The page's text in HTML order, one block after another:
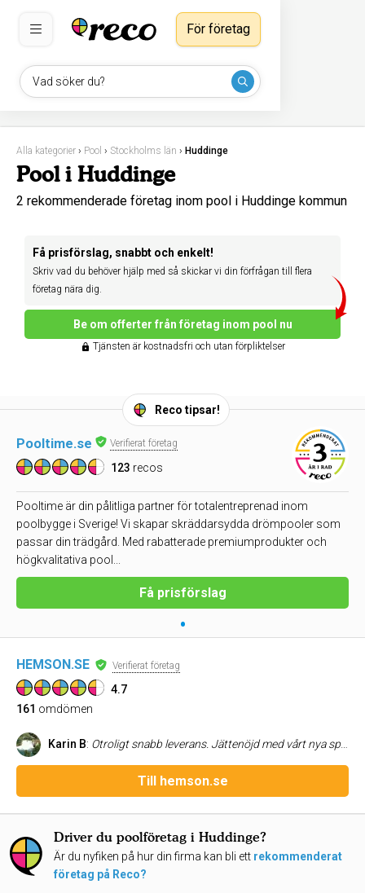
Vad söker du?
För företag
Alla kategorier › Pool › Stockholms län › Huddinge
Pool i Huddinge
2 rekommenderade företag inom pool i Huddinge kommun
Få prisförslag, snabbt och enkelt!
Skriv vad du behöver hjälp med så skickar vi din förfrågan till flera
företag nära dig.
Be om offerter från företag inom pool nu
Tjänsten är kostnadsfri och utan förpliktelser
Reco tipsar!
Pooltime.se Verifierat företag
123 recos
Pooltime är din pålitliga partner för totalentreprenad inom
poolbygge i Sverige! Vi skapar skräddarsydda drömpooler som
passar din trädgård. Med rabatterade premiumprodukter och
högkvalitativa pool...
Få prisförslag
•
HEMSON.SE Verifierat företag
4.7
161 omdömen
Karin B: Otroligt snabb leverans. Jättenöjd med vårt nya spalock.
Till hemson.se
Driver du poolföretag i Huddinge?
Är du nyfiken på hur din firma kan bli ett rekommenderat
företag på Reco?